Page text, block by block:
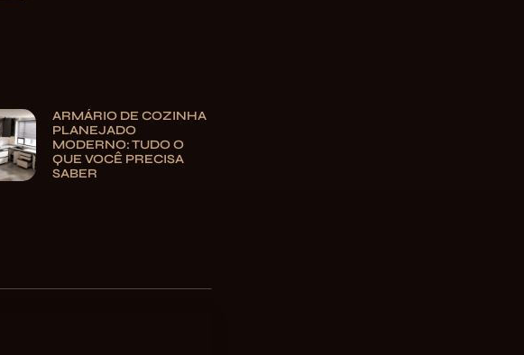
ARMÁRIO DE COZINHA
PLANEJADO
MODERNO: TUDO O
QUE VOCÊ PRECISA
SABER